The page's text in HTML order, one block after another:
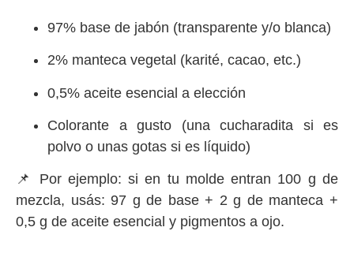
97% base de jabón (transparente y/o blanca)
2% manteca vegetal (karité, cacao, etc.)
0,5% aceite esencial a elección
Colorante a gusto (una cucharadita si es
polvo o unas gotas si es líquido)
📌 Por ejemplo: si en tu molde entran 100 g de
mezcla, usás: 97 g de base + 2 g de manteca +
0,5 g de aceite esencial y pigmentos a ojo.